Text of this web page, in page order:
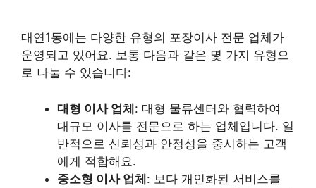
대연1동에는 다양한 유형의 포장이사 전문 업체가
운영되고 있어요. 보통 다음과 같은 몇 가지 유형으
로 나눌 수 있습니다:
대형 이사 업체: 대형 물류센터와 협력하여
대규모 이사를 전문으로 하는 업체입니다. 일
반적으로 신뢰성과 안정성을 중시하는 고객
에게 적합해요.
중소형 이사 업체: 보다 개인화된 서비스를